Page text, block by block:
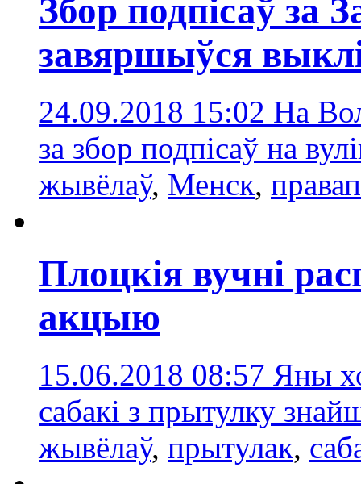
Збор подпісаў за
завяршыўся
24.09.2018 15:02 На
за збор подпісаў на
жывёлаў, Менск,
Плоцкія вучні
акцыю
15.06.2018 08:57 Яны
сабакі з прытулку
жывёлаў, прытулaк,